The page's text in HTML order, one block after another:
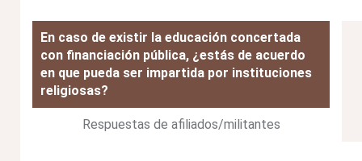
En caso de existir la educación concertada
con financiación pública, ¿estás de acuerdo
en que pueda ser impartida por instituciones
religiosas?
Respuestas de afiliados/militantes